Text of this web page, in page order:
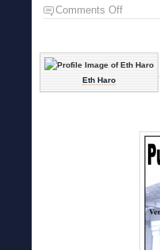
Comments Offon
Eth Haro